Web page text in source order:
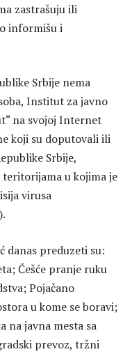
zastrašuju ili
informišu i
Srbije nema
Institut za javno
na svojoj Internet
koji su doputovali ili
Srbije,
u kojima je
virusa
danas preduzeti su:
Češće pranje ruku
Pojačano
u kome se boravi;
na javna mesta sa
prevoz, tržni